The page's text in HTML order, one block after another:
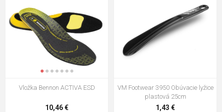
VM Footwear 3009 Vkladacia
5,21 €
VM Footwear 3102 Šnúrky ploché
0,79 €